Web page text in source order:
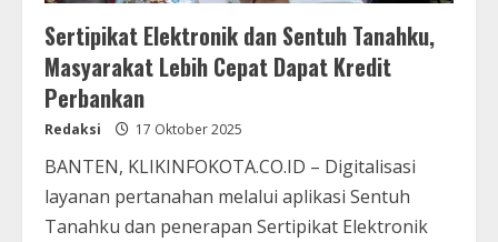
Sertipikat Elektronik dan Sentuh Tanahku,
Masyarakat Lebih Cepat Dapat Kredit
Perbankan
Redaksi 17 Oktober 2025
BANTEN, KLIKINFOKOTA.CO.ID – Digitalisasi
layanan pertanahan melalui aplikasi Sentuh
Tanahku dan penerapan Sertipikat Elektronik